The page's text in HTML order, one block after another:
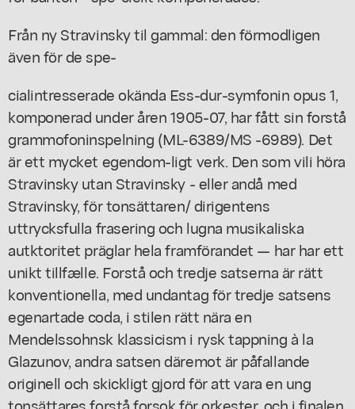
Från ny Stravinsky til gammal: den förmodligen
även för de spe-
cialintresserade okända Ess-dur-symfonin opus 1,
komponerad under åren 1905-07, har fått sin forstå
grammofoninspelning (ML-6389/MS -6989). Det
är ett mycket egendom-ligt verk. Den som vili höra
Stravinsky utan Stravinsky - eller andå med
Stravinsky, för tonsättaren/ dirigentens
uttrycksfulla frasering och lugna musikaliska
autktoritet präglar hela framförandet — har har ett
unikt tillfælle. Forstå och tredje satserna är rätt
konventionella, med undantag för tredje satsens
egenartade coda, i stilen rätt nära en
Mendelssohnsk klassicism i rysk tappning à la
Glazunov, andra satsen däremot är påfallande
originell och skickligt gjord för att vara en ung
tonsättares forstå forsok för orkester, och i finalen